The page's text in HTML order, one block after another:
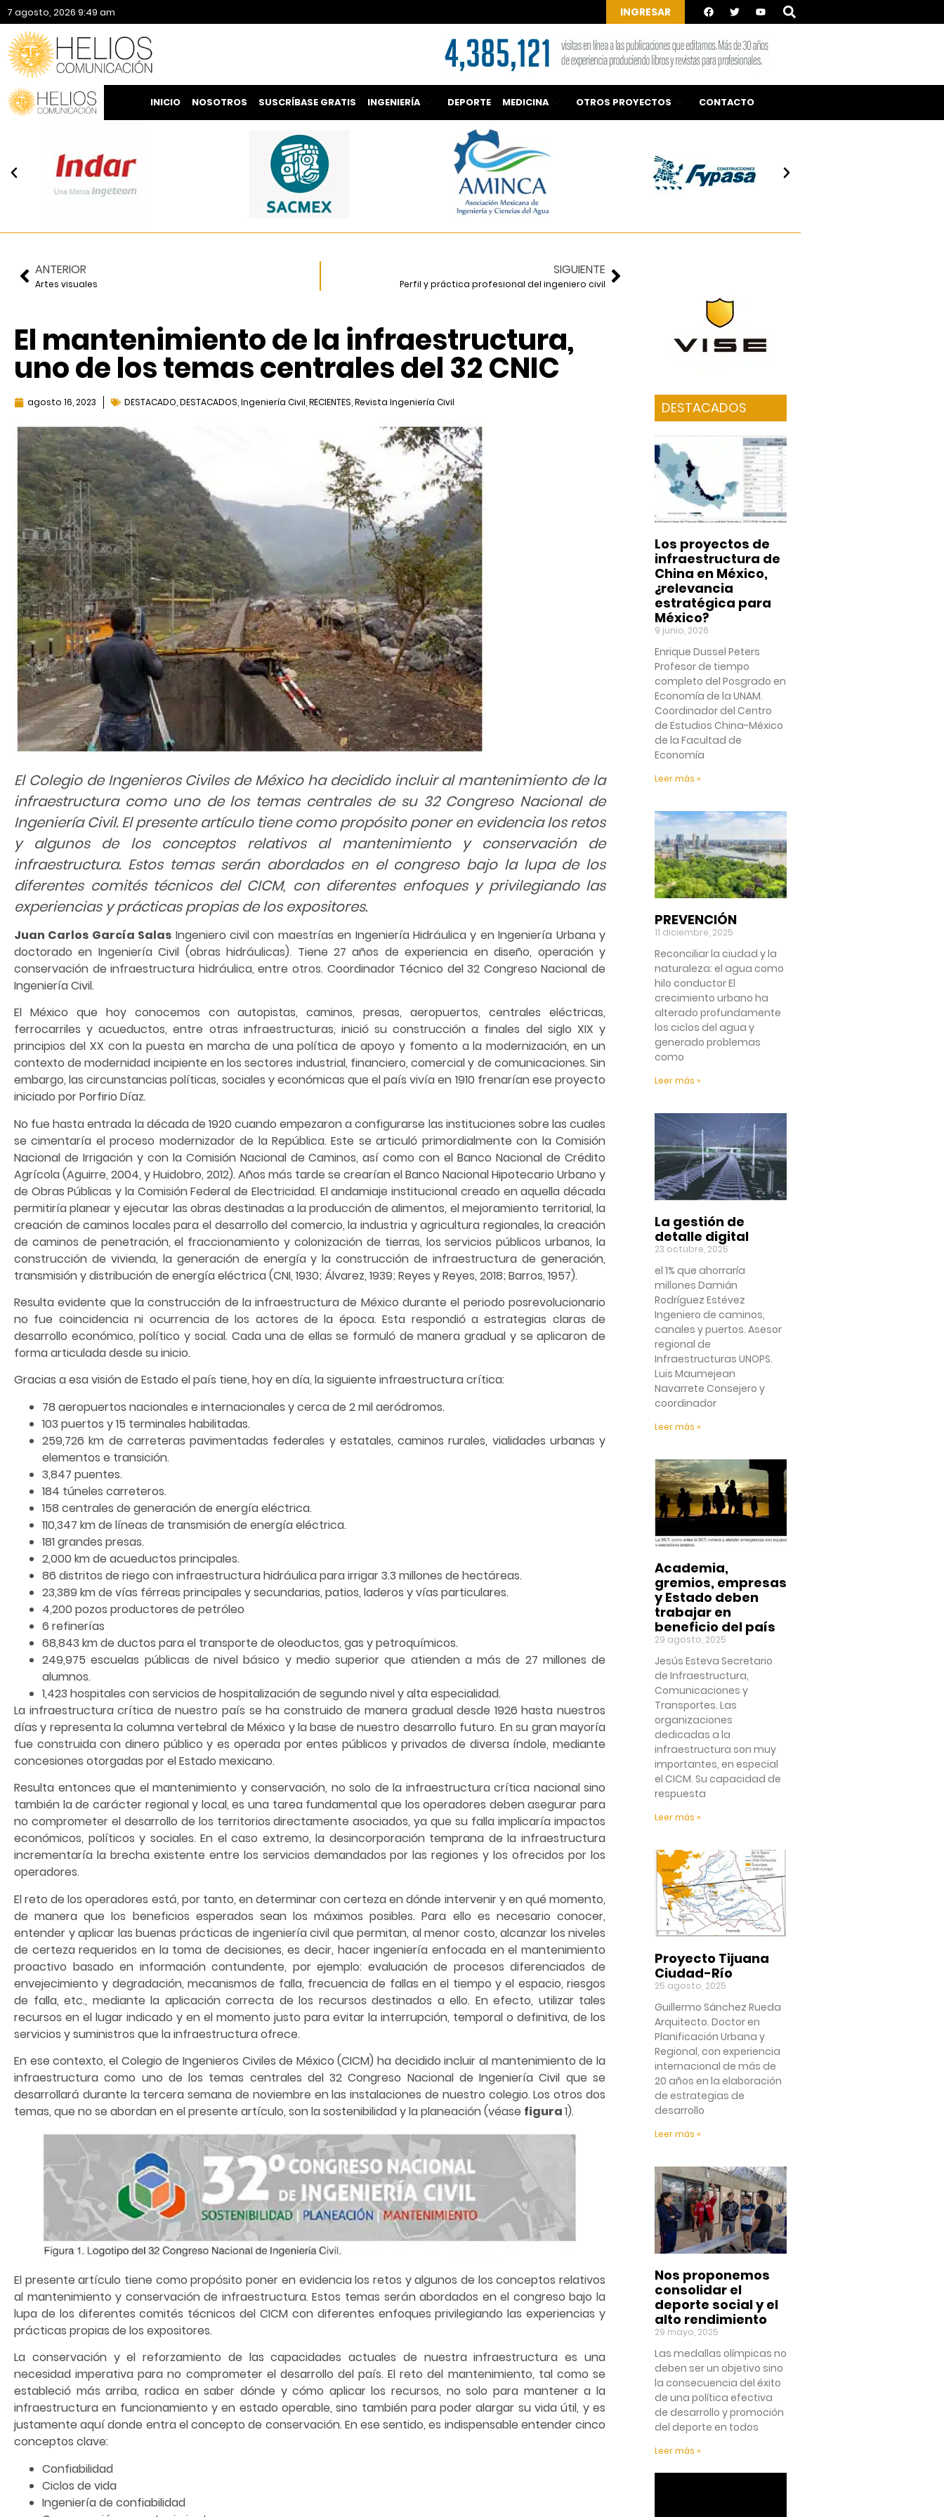
7 agosto, 2026 9:49 am INGRESAR
INICIO NOSOTROS SUSCRÍBASE GRATIS INGENIERÍA DEPORTE MEDICINA OTROS PROYECTOS CONTACTO
ANTERIOR
Artes visuales
SIGUIENTE
Perfil y práctica profesional del ingeniero civil
El mantenimiento de la infraestructura,
uno de los temas centrales del 32 CNIC
agosto 16, 2023 DESTACADO DESTACADOS Ingeniería Civil RECIENTES Revista Ingeniería Civil
El Colegio de Ingenieros Civiles de México ha decidido incluir al mantenimiento de la
infraestructura como uno de los temas centrales de su 32 Congreso Nacional de
Ingeniería Civil. El presente artículo tiene como propósito poner en evidencia los retos
y algunos de los conceptos relativos al mantenimiento y conservación de
infraestructura. Estos temas serán abordados en el congreso bajo la lupa de los
diferentes comités técnicos del CICM, con diferentes enfoques y privilegiando las
experiencias y prácticas propias de los expositores.
Juan Carlos García Salas Ingeniero civil con maestrías en Ingeniería Hidráulica y en Ingeniería Urbana y
doctorado en Ingeniería Civil (obras hidráulicas). Tiene 27 años de experiencia en diseño, operación y
conservación de infraestructura hidráulica, entre otros. Coordinador Técnico del 32 Congreso Nacional de
Ingeniería Civil.
El México que hoy conocemos con autopistas, caminos, presas, aeropuertos, centrales eléctricas,
ferrocarriles y acueductos, entre otras infraestructuras, inició su construcción a finales del siglo XIX y
principios del XX con la puesta en marcha de una política de apoyo y fomento a la modernización, en un
contexto de modernidad incipiente en los sectores industrial, financiero, comercial y de comunicaciones. Sin
embargo, las circunstancias políticas, sociales y económicas que el país vivía en 1910 frenarían ese proyecto
iniciado por Porfirio Díaz.
No fue hasta entrada la década de 1920 cuando empezaron a configurarse las instituciones sobre las cuales
se cimentaría el proceso modernizador de la República. Este se articuló primordialmente con la Comisión
Nacional de Irrigación y con la Comisión Nacional de Caminos, así como con el Banco Nacional de Crédito
Agrícola (Aguirre, 2004, y Huidobro, 2012). Años más tarde se crearían el Banco Nacional Hipotecario Urbano y
de Obras Públicas y la Comisión Federal de Electricidad. El andamiaje institucional creado en aquella década
permitiría planear y ejecutar las obras destinadas a la producción de alimentos, el mejoramiento territorial, la
creación de caminos locales para el desarrollo del comercio, la industria y agricultura regionales, la creación
de caminos de penetración, el fraccionamiento y colonización de tierras, los servicios públicos urbanos, la
construcción de vivienda, la generación de energía y la construcción de infraestructura de generación,
transmisión y distribución de energía eléctrica (CNI, 1930; Álvarez, 1939; Reyes y Reyes, 2018; Barros, 1957).
Resulta evidente que la construcción de la infraestructura de México durante el periodo posrevolucionario
no fue coincidencia ni ocurrencia de los actores de la época. Esta respondió a estrategias claras de
desarrollo económico, político y social. Cada una de ellas se formuló de manera gradual y se aplicaron de
forma articulada desde su inicio.
Gracias a esa visión de Estado el país tiene, hoy en día, la siguiente infraestructura crítica:
78 aeropuertos nacionales e internacionales y cerca de 2 mil aeródromos.
103 puertos y 15 terminales habilitadas.
259,726 km de carreteras pavimentadas federales y estatales, caminos rurales, vialidades urbanas y
elementos e transición.
3,847 puentes.
184 túneles carreteros.
158 centrales de generación de energía eléctrica.
110,347 km de líneas de transmisión de energía eléctrica.
181 grandes presas.
2,000 km de acueductos principales.
86 distritos de riego con infraestructura hidráulica para irrigar 3.3 millones de hectáreas.
23,389 km de vías férreas principales y secundarias, patios, laderos y vías particulares.
4,200 pozos productores de petróleo
6 refinerías
68,843 km de ductos para el transporte de oleoductos, gas y petroquímicos.
249,975 escuelas públicas de nivel básico y medio superior que atienden a más de 27 millones de
alumnos.
1,423 hospitales con servicios de hospitalización de segundo nivel y alta especialidad.
La infraestructura crítica de nuestro país se ha construido de manera gradual desde 1926 hasta nuestros
días y representa la columna vertebral de México y la base de nuestro desarrollo futuro. En su gran mayoría
fue construida con dinero público y es operada por entes públicos y privados de diversa índole, mediante
concesiones otorgadas por el Estado mexicano.
Resulta entonces que el mantenimiento y conservación, no solo de la infraestructura crítica nacional sino
también la de carácter regional y local, es una tarea fundamental que los operadores deben asegurar para
no comprometer el desarrollo de los territorios directamente asociados, ya que su falla implicaría impactos
económicos, políticos y sociales. En el caso extremo, la desincorporación temprana de la infraestructura
incrementaría la brecha existente entre los servicios demandados por las regiones y los ofrecidos por los
operadores.
El reto de los operadores está, por tanto, en determinar con certeza en dónde intervenir y en qué momento,
de manera que los beneficios esperados sean los máximos posibles. Para ello es necesario conocer,
entender y aplicar las buenas prácticas de ingeniería civil que permitan, al menor costo, alcanzar los niveles
de certeza requeridos en la toma de decisiones, es decir, hacer ingeniería enfocada en el mantenimiento
proactivo basado en información contundente, por ejemplo: evaluación de procesos diferenciados de
envejecimiento y degradación, mecanismos de falla, frecuencia de fallas en el tiempo y el espacio, riesgos
de falla, etc., mediante la aplicación correcta de los recursos destinados a ello. En efecto, utilizar tales
recursos en el lugar indicado y en el momento justo para evitar la interrupción, temporal o definitiva, de los
servicios y suministros que la infraestructura ofrece.
En ese contexto, el Colegio de Ingenieros Civiles de México (CICM) ha decidido incluir al mantenimiento de la
infraestructura como uno de los temas centrales del 32 Congreso Nacional de Ingeniería Civil que se
desarrollará durante la tercera semana de noviembre en las instalaciones de nuestro colegio. Los otros dos
temas, que no se abordan en el presente artículo, son la sostenibilidad y la planeación (véase figura1).
El presente artículo tiene como propósito poner en evidencia los retos y algunos de los conceptos relativos
al mantenimiento y conservación de infraestructura. Estos temas serán abordados en el congreso bajo la
lupa de los diferentes comités técnicos del CICM con diferentes enfoques privilegiando las experiencias y
prácticas propias de los expositores.
La conservación y el reforzamiento de las capacidades actuales de nuestra infraestructura es una
necesidad imperativa para no comprometer el desarrollo del país. El reto del mantenimiento, tal como se
estableció más arriba, radica en saber dónde y cómo aplicar los recursos, no solo para mantener a la
infraestructura en funcionamiento y en estado operable, sino también para poder alargar su vida útil, y es
justamente aquí donde entra el concepto de conservación. En ese sentido, es indispensable entender cinco
conceptos clave:
Confiabilidad
Ciclos de vida
Ingeniería de confiabilidad
DESTACADOS
Los proyectos de
infraestructura de
China en México,
¿relevancia
estratégica para
México?
9 junio, 2026
Enrique Dussel Peters
Profesor de tiempo
completo del Posgrado en
Economía de la UNAM.
Coordinador del Centro
de Estudios China-México
de la Facultad de
Economía
Leer más »
PREVENCIÓN
11 diciembre, 2025
Reconciliar la ciudad y la
naturaleza: el agua como
hilo conductor El
crecimiento urbano ha
alterado profundamente
los ciclos del agua y
generado problemas
como
Leer más »
La gestión de
detalle digital
23 octubre, 2025
el 1% que ahorraría
millones Damián
Rodríguez Estévez
Ingeniero de caminos,
canales y puertos. Asesor
regional de
Infraestructuras UNOPS.
Luis Maumejean
Navarrete Consejero y
coordinador
Leer más »
Academia,
gremios, empresas
y Estado deben
trabajar en
beneficio del país
29 agosto, 2025
Jesús Esteva Secretario
de Infraestructura,
Comunicaciones y
Transportes. Las
organizaciones
dedicadas a la
infraestructura son muy
importantes, en especial
el CICM. Su capacidad de
respuesta
Leer más »
Proyecto Tijuana
Ciudad-Río
25 agosto, 2025
Guillermo Sánchez Rueda
Arquitecto. Doctor en
Planificación Urbana y
Regional, con experiencia
internacional de más de
20 años en la elaboración
de estrategias de
desarrollo
Leer más »
Nos proponemos
consolidar el
deporte social y el
alto rendimiento
29 mayo, 2025
Las medallas olímpicas no
deben ser un objetivo sino
la consecuencia del éxito
de una política efectiva
de desarrollo y promoción
del deporte en todos
Leer más »